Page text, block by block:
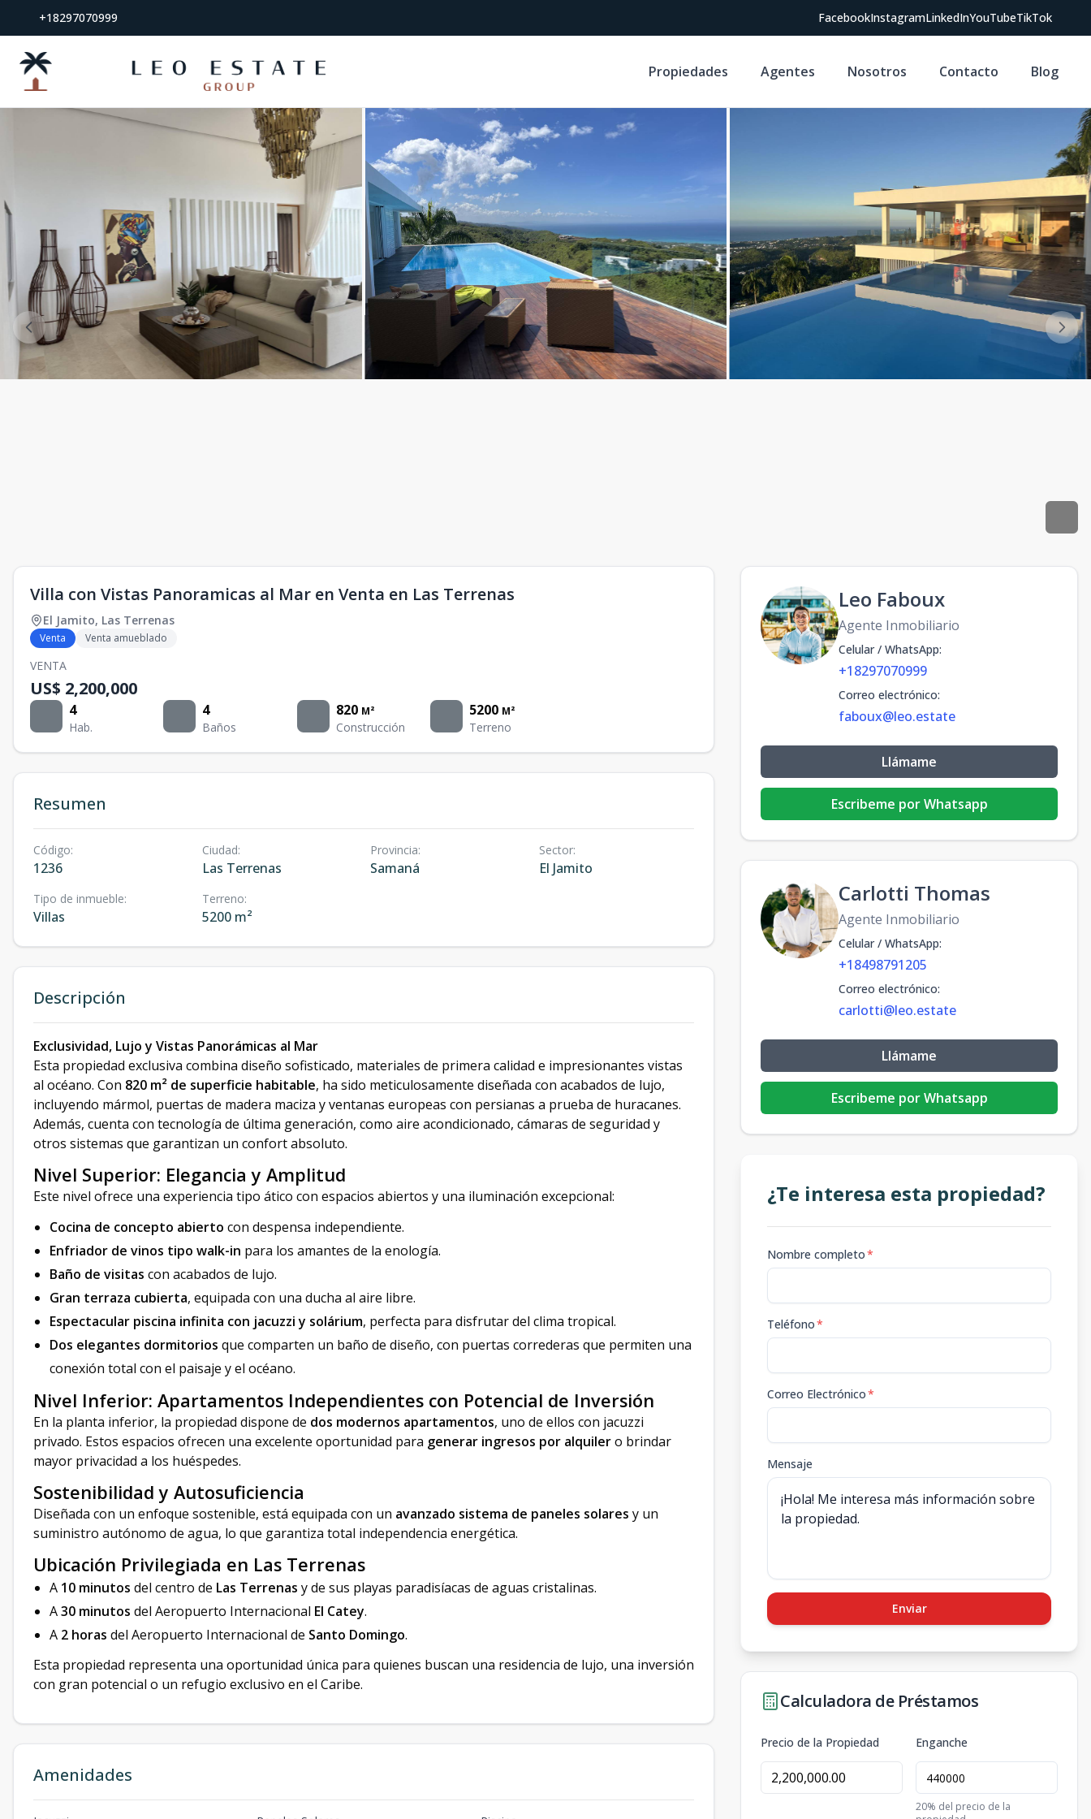
+18297070999 FacebookInstagramLinkedInYouTubeTikTok
Propiedades Agentes Nosotros Contacto Blog
Villa con Vistas Panoramicas al Mar en Venta en Las Terrenas
El Jamito, Las Terrenas
Venta Venta amueblado
VENTA
US$ 2,200,000
4
Hab.
4
Baños
820 M²
Construcción
5200 M²
Terreno
Resumen
Código:
1236
Ciudad:
Las Terrenas
Provincia:
Samaná
Sector:
El Jamito
Tipo de inmueble:
Villas
Terreno:
5200 m²
Descripción
Exclusividad, Lujo y Vistas Panorámicas al Mar
Esta propiedad exclusiva combina diseño sofisticado, materiales de primera calidad e impresionantes vistas
al océano. Con 820 m² de superficie habitable, ha sido meticulosamente diseñada con acabados de lujo,
incluyendo mármol, puertas de madera maciza y ventanas europeas con persianas a prueba de huracanes.
Además, cuenta con tecnología de última generación, como aire acondicionado, cámaras de seguridad y
otros sistemas que garantizan un confort absoluto.
Nivel Superior: Elegancia y Amplitud
Este nivel ofrece una experiencia tipo ático con espacios abiertos y una iluminación excepcional:
Cocina de concepto abierto con despensa independiente.
Enfriador de vinos tipo walk-in para los amantes de la enología.
Baño de visitas con acabados de lujo.
Gran terraza cubierta, equipada con una ducha al aire libre.
Espectacular piscina infinita con jacuzzi y solárium, perfecta para disfrutar del clima tropical.
Dos elegantes dormitorios que comparten un baño de diseño, con puertas correderas que permiten una
conexión total con el paisaje y el océano.
Nivel Inferior: Apartamentos Independientes con Potencial de Inversión
En la planta inferior, la propiedad dispone de dos modernos apartamentos, uno de ellos con jacuzzi
privado. Estos espacios ofrecen una excelente oportunidad para generar ingresos por alquilero brindar
mayor privacidad a los huéspedes.
Sostenibilidad y Autosuficiencia
Diseñada con un enfoque sostenible, está equipada con un avanzado sistema de paneles solares y un
suministro autónomo de agua, lo que garantiza total independencia energética.
Ubicación Privilegiada en Las Terrenas
A 10 minutos del centro de Las Terrenas y de sus playas paradisíacas de aguas cristalinas.
A30 minutos del Aeropuerto Internacional El Catey.
A 2 horas del Aeropuerto Internacional de Santo Domingo.
Esta propiedad representa una oportunidad única para quienes buscan una residencia de lujo, una inversión
con gran potencial o un refugio exclusivo en el Caribe.
Amenidades
Leo Faboux
Agente Inmobiliario
Celular / WhatsApp:
+18297070999
Correo electrónico:
faboux@leo.estate
Llámame
Escribeme por Whatsapp
Carlotti Thomas
Agente Inmobiliario
Celular / WhatsApp:
+18498791205
Correo electrónico:
carlotti@leo.estate
Llámame
Escribeme por Whatsapp
¿Te interesa esta propiedad?
Nombre completo*
Teléfono*
Correo Electrónico*
Mensaje
Enviar
Calculadora de Préstamos
Precio de la Propiedad Enganche
20% del precio de la